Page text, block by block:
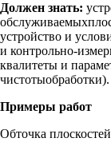
Должен знать:
устройство и
и контрольно-
квалитеты и
чистотыобработки).
Примеры работ
Обточка